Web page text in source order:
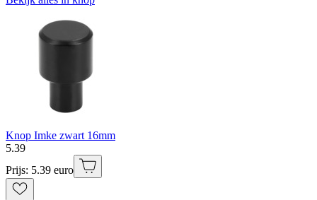
Knop Imke zwart 16mm
5.39
Prijs: 5.39 euro